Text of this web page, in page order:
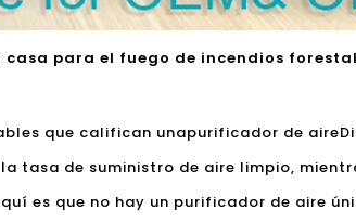
para el fuego de incendios
que califican unapurificador de aire
tasa de suministro de aire limpio,
es que no hay un purificador de aire